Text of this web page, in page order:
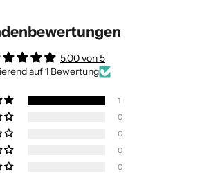
5.00 von 5
auf 1 Bewertung
1
0
0
0
0